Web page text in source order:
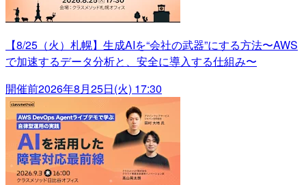
【8/25（火）札幌】生成AIを“会社の武器”にする方法〜AWS
で加速するデータ分析と、安全に導入する仕組み〜
開催前2026年8月25日(火) 17:30